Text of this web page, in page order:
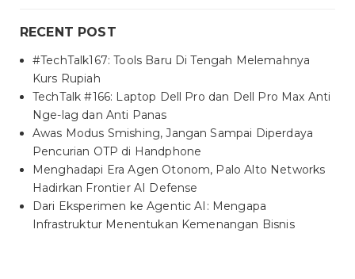
RECENT POST
#TechTalk167: Tools Baru Di Tengah Melemahnya
Kurs Rupiah
TechTalk #166: Laptop Dell Pro dan Dell Pro Max Anti
Nge-lag dan Anti Panas
Awas Modus Smishing, Jangan Sampai Diperdaya
Pencurian OTP di Handphone
Menghadapi Era Agen Otonom, Palo Alto Networks
Hadirkan Frontier AI Defense
Dari Eksperimen ke Agentic AI: Mengapa
Infrastruktur Menentukan Kemenangan Bisnis